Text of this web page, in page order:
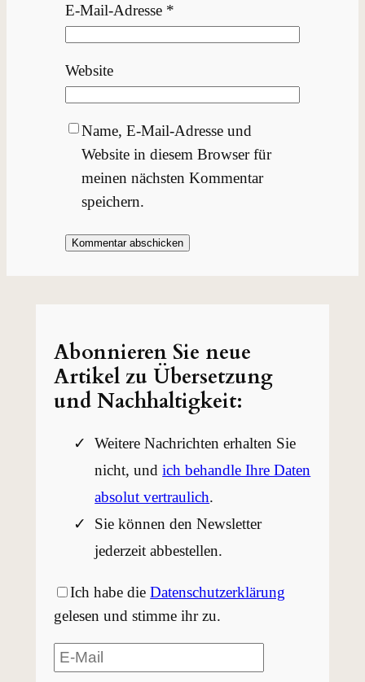
E-Mail-Adresse *
Website
Name, E-Mail-Adresse und
Website in diesem Browser für
meinen nächsten Kommentar
speichern.
Abonnieren Sie neue
Artikel zu Übersetzung
und Nachhaltigkeit:
Weitere Nachrichten erhalten Sie
nicht, undich behandle Ihre Daten
absolut vertraulich.
Sie können den Newsletter
jederzeit abbestellen.
Ich habe dieDatenschutzerklärung
gelesen und stimme ihr zu.